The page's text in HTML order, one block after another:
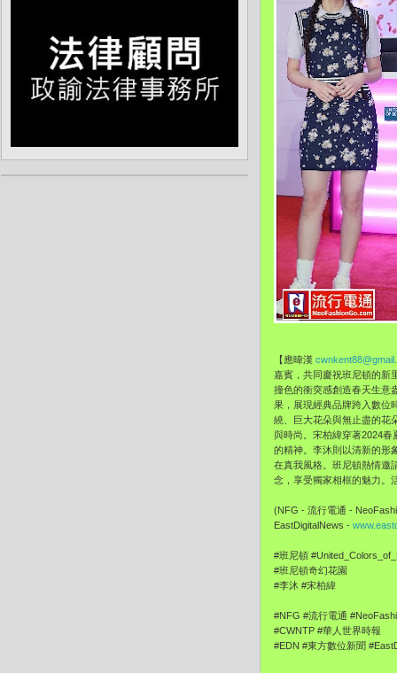
【應暐漢
嘉賓，共同慶祝班尼頓的新
撞色的衝突感創造春天生意
果，展現經典品牌跨入數位
繞、巨大花朵與無止盡的花
與時尚。宋柏緯穿著2024
的精神。李沐則以清新的形
在真我風格。班尼頓熱情邀
念，享受獨家相框的魅力。
(NFG - 流行電通 -
EastDigitalNews -
#班尼頓
#班尼頓奇幻花園
#李沐 #宋柏緯
#NFG #流行電通
#CWNTP #華人世界時報
#EDN #東方數位新聞